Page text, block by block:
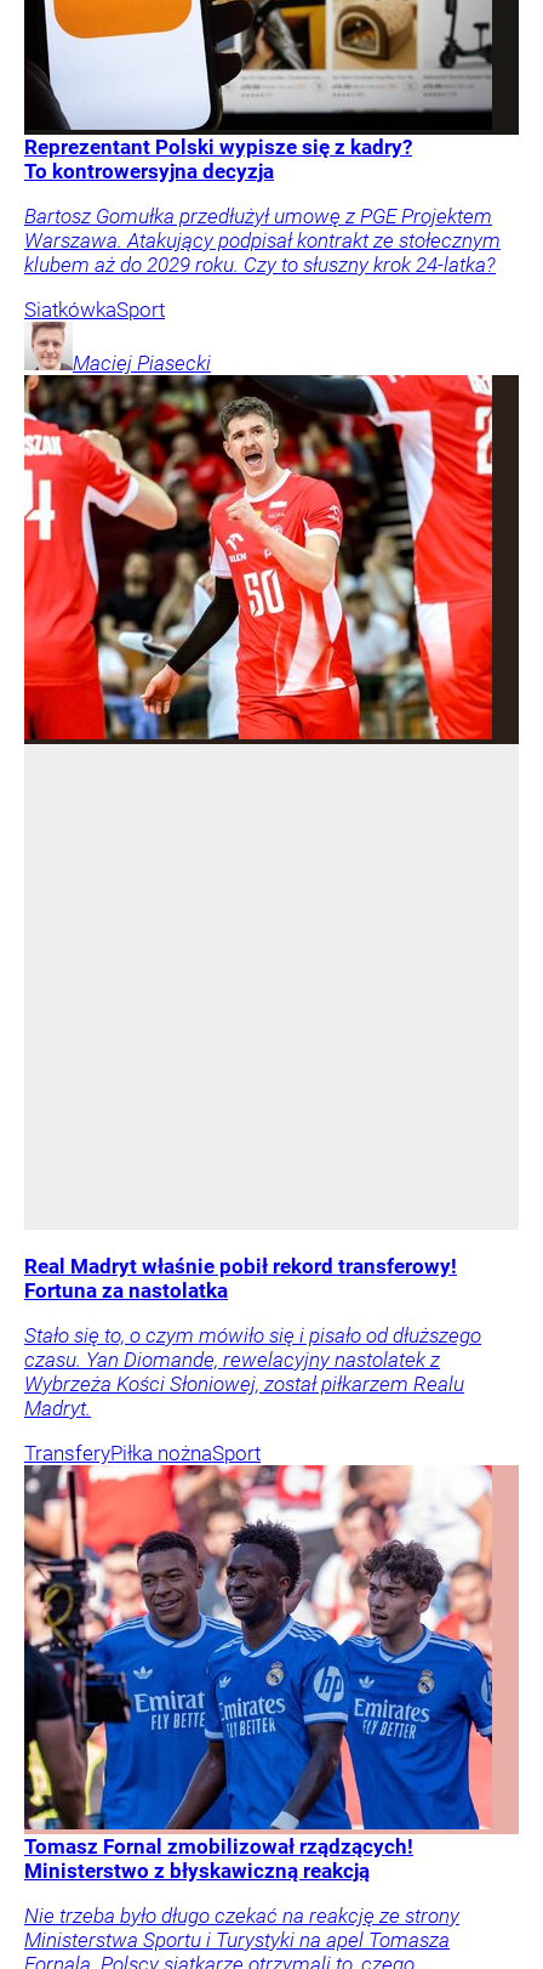
Reprezentant Polski wypisze się z kadry?
To kontrowersyjna decyzja
Bartosz Gomułka przedłużył umowę z PGE Projektem
Warszawa. Atakujący podpisał kontrakt ze stołecznym
klubem aż do 2029 roku. Czy to słuszny krok 24-latka?
SiatkówkaSport
Maciej Piasecki
Real Madryt właśnie pobił rekord transferowy!
Fortuna za nastolatka
Stało się to, o czym mówiło się i pisało od dłuższego
czasu. Yan Diomande, rewelacyjny nastolatek z
Wybrzeża Kości Słoniowej, został piłkarzem Realu
Madryt.
TransferyPiłka nożnaSport
Tomasz Fornal zmobilizował rządzących!
Ministerstwo z błyskawiczną reakcją
Nie trzeba było długo czekać na reakcję ze strony
Ministerstwa Sportu i Turystyki na apel Tomasza